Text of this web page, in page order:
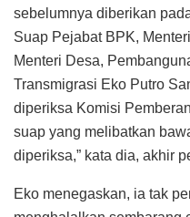
sebelumnya diberikan
Suap Pejabat BPK,
Menteri Desa,
Transmigrasi Eko Putro
diperiksa Komisi
suap yang melibatkan
diperiksa,” kata dia, akhir
Eko menegaskan, ia tak